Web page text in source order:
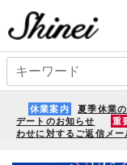
休業案内 夏季休業
デートのお知らせ
重
わせに対するご返信メー